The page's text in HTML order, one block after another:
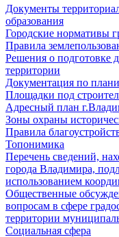
Документы
образования
Городские нормативы
Правила
Решения о подготовке
территории
Документация по
Площадки под
Адресный план
Зоны охраны
Правила
Топонимика
Перечень сведений,
города Владимира,
использованием
Общественные
вопросам в сфере
территории
Социальная сфера